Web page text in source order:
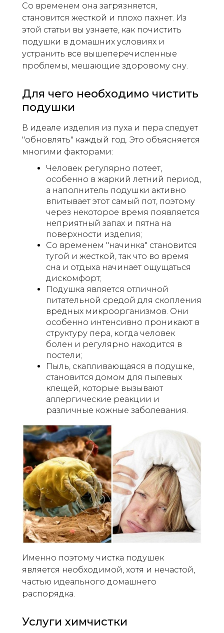
Со временем она загрязняется,
становится жесткой и плохо пахнет. Из
этой статьи вы узнаете, как почистить
подушки в домашних условиях и
устранить все вышеперечисленные
проблемы, мешающие здоровому сну.
Для чего необходимо чистить
подушки
В идеале изделия из пуха и пера следует
"обновлять" каждый год. Это объясняется
многими факторами:
Человек регулярно потеет,
особенно в жаркий летний период,
а наполнитель подушки активно
впитывает этот самый пот, поэтому
через некоторое время появляется
неприятный запах и пятна на
поверхности изделия;
Со временем "начинка" становится
тугой и жесткой, так что во время
сна и отдыха начинает ощущаться
дискомфорт;
Подушка является отличной
питательной средой для скопления
вредных микроорганизмов. Они
особенно интенсивно проникают в
структуру пера, когда человек
болен и регулярно находится в
постели;
Пыль, скапливающаяся в подушке,
становится домом для пылевых
клещей, которые вызывают
аллергические реакции и
различные кожные заболевания.
Именно поэтому чистка подушек
является необходимой, хотя и нечастой,
частью идеального домашнего
распорядка.
Услуги химчистки